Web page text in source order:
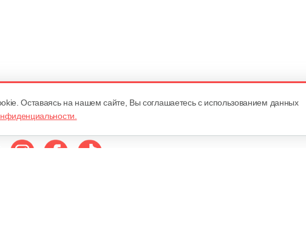
Оставаясь на нашем сайте, Вы соглашаетесь с использованием данных